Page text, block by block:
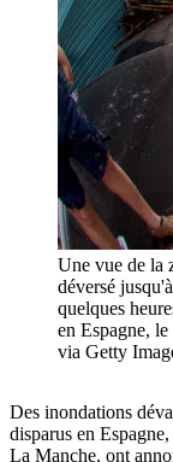
Une vue de la
déversé
quelques
en Espagne,
via Getty
Des inondations
disparus en
La Manche, ont